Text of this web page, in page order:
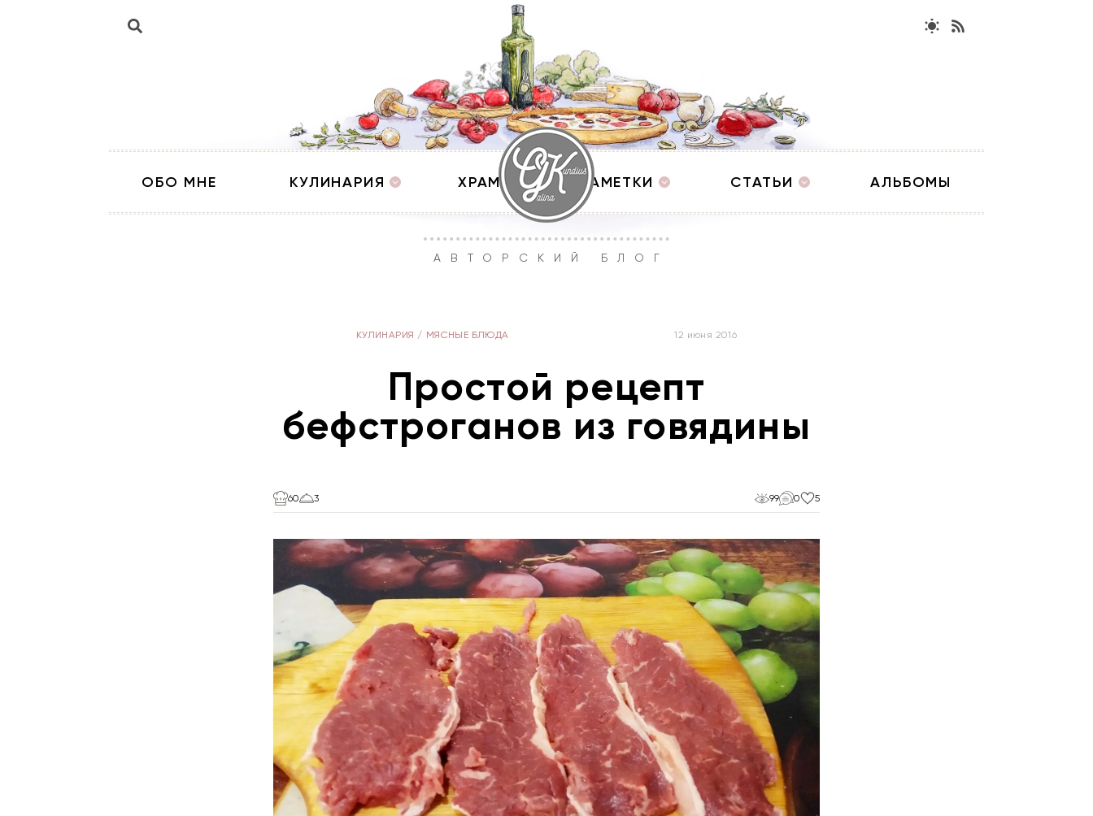
ОБО МНЕ КУЛИНАРИЯ ХРАМЫ ЗАМЕТКИ СТАТЬИ АЛЬБОМЫ
АВТОРСКИЙ БЛОГ
КУЛИНАРИЯ / МЯСНЫЕ БЛЮДА 12 июня 2016
Простой рецепт
бефстроганов из говядины
60 3 99 0 5